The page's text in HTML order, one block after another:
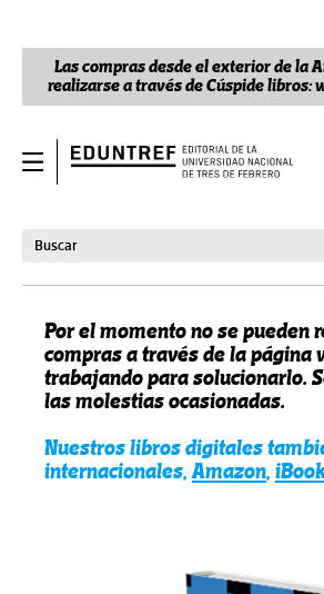
Las compras desde el exterior de la
realizarse a través de Cúspide libros:
Por el momento no se pueden
compras a través de la página
trabajando para solucionarlo.
las molestias ocasionadas.
Nuestros libros digitales
internacionales, Amazon,